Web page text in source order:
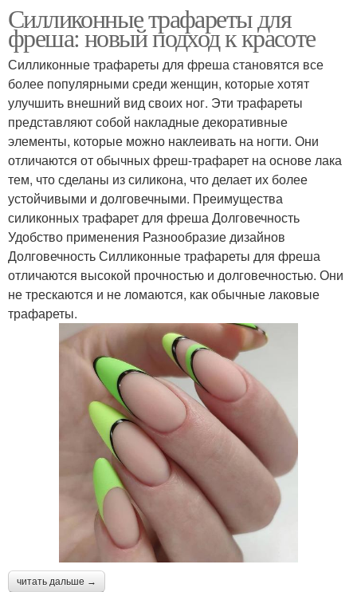
Силликонные трафареты для
фреша: новый подход к красоте
Силликонные трафареты для фреша становятся все
более популярными среди женщин, которые хотят
улучшить внешний вид своих ног. Эти трафареты
представляют собой накладные декоративные
элементы, которые можно наклеивать на ногти. Они
отличаются от обычных фреш-трафарет на основе лака
тем, что сделаны из силикона, что делает их более
устойчивыми и долговечными. Преимущества
силиконных трафарет для фреша Долговечность
Удобство применения Разнообразие дизайнов
Долговечность Силликонные трафареты для фреша
отличаются высокой прочностью и долговечностью. Они
не трескаются и не ломаются, как обычные лаковые
трафареты.
читать дальше →